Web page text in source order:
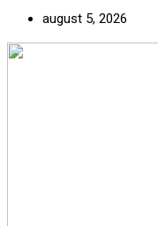
august 5, 2026